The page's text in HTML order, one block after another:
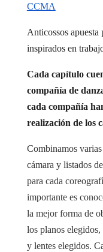
CCMA
Anticossos
inspirados en
Cada capítulo
compañía de
cada compañía
realización de los
Combinamos
cámara y listados
para cada
importante es
la mejor forma de
los planos
y lentes elegidos.